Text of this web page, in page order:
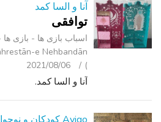
آنا و السا کمد
توافقی
اسباب‌ بازی ها - بازی
)
2021/08/06
آنا و السا کمد.